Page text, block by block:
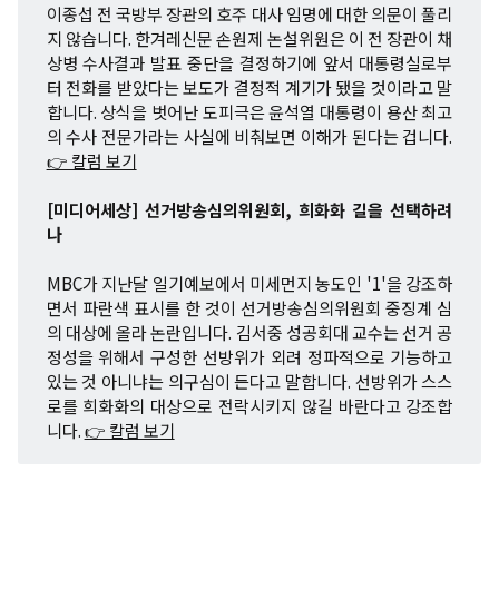
이종섭 전 국방부 장관의 호주 대사 임명에 대한 의문이 풀리
지 않습니다. 한겨레신문 손원제 논설위원은 이 전 장관이 채
상병 수사결과 발표 중단을 결정하기에 앞서 대통령실로부
터 전화를 받았다는 보도가 결정적 계기가 됐을 것이라고 말
합니다. 상식을 벗어난 도피극은 윤석열 대통령이 용산 최고
의 수사 전문가라는 사실에 비춰보면 이해가 된다는 겁니다.
👉 칼럼 보기
[미디어세상] 선거방송심의위원회, 희화화 길을 선택하려
나
MBC가 지난달 일기예보에서 미세먼지 농도인 '1'을 강조하
면서 파란색 표시를 한 것이 선거방송심의위원회 중징계 심
의 대상에 올라 논란입니다. 김서중 성공회대 교수는 선거 공
정성을 위해서 구성한 선방위가 외려 정파적으로 기능하고
있는 것 아니냐는 의구심이 든다고 말합니다. 선방위가 스스
로를 희화화의 대상으로 전락시키지 않길 바란다고 강조합
니다.👉 칼럼 보기